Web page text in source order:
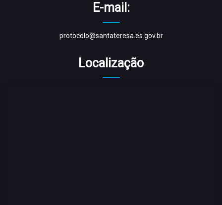
E-mail:
protocolo@santateresa.es.gov.br
Localização